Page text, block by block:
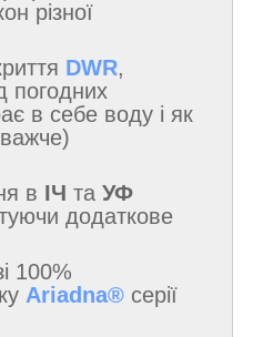
різної
DWR,
погодних
в себе воду і як
в ІЧ та УФ
додаткове
100%
Ariadna® серії